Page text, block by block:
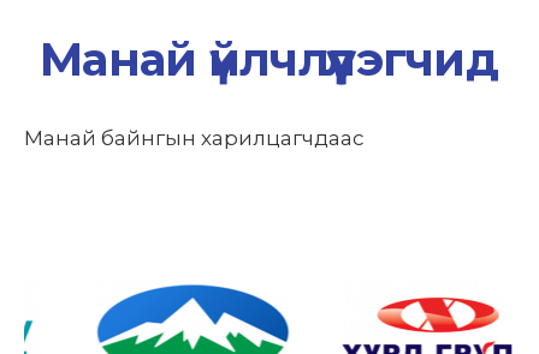
Манай үйлчлүүлэгчид
Манай байнгын харилцагчдаас